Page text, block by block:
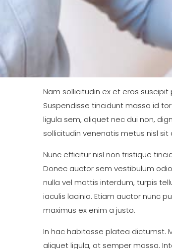
Nam sollicitudin ex et eros
Suspendisse tincidunt massa id
ligula sem, aliquet nec dui non,
sollicitudin venenatis metus nisl
Nunc efficitur nisl non tristique
Donec auctor sem vestibulum
nulla vel mattis interdum, turpis
iaculis lacinia. Etiam auctor nunc
maximus ex enim a justo.
In hac habitasse platea dictumst.
aliquet ligula, at semper massa.